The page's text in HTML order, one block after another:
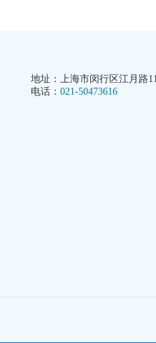
地址：上海市闵行区江月路
电话： 021-50473616